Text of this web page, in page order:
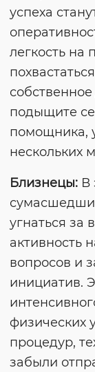
успеха
легкость
подыщите
помощника,
нескольких
Близнецы: В
угнаться за
активность
вопросов и
инициатив.
физических
процедур,
забыли